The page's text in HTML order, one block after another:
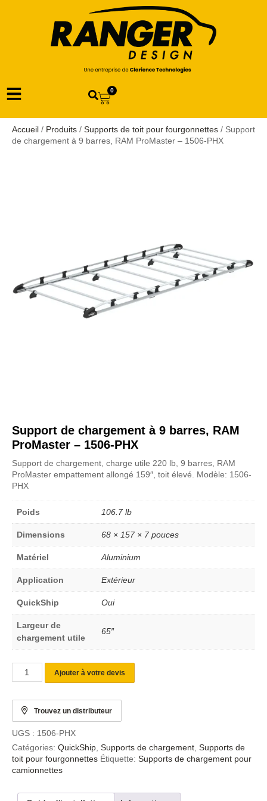
0
Accueil / Produits / Supports de toit pour fourgonnettes / Support
de chargement à 9 barres, RAM ProMaster – 1506-PHX
Support de chargement à 9 barres, RAM
ProMaster – 1506-PHX
Support de chargement, charge utile 220 lb, 9 barres, RAM
ProMaster empattement allongé 159″, toit élevé. Modèle: 1506-
PHX
Poids 106.7 lb
Dimensions 68 × 157 × 7 pouces
Matériel Aluminium
Application Extérieur
QuickShip Oui
Largeur de
chargement utile
65″
Ajouter à votre devis
Trouvez un distributeur
UGS : 1506-PHX
Catégories: QuickShip, Supports de chargement, Supports de
toit pour fourgonnettes Étiquette: Supports de chargement pour
camionnettes